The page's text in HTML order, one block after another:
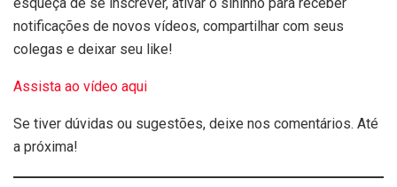
notificações de novos vídeos, compartilhar com seus
colegas e deixar seu like!
Assista ao vídeo aqui
Se tiver dúvidas ou sugestões, deixe nos comentários. Até
a próxima!